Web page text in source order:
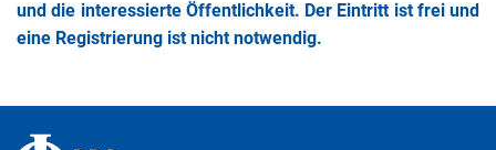
und die interessierte Öffentlichkeit. Der Eintritt ist frei und
eine Registrierung ist nicht notwendig.